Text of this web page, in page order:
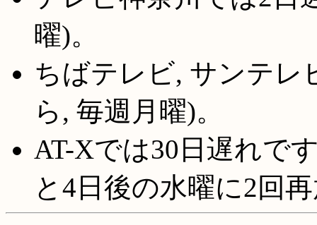
曜)。
ちばテレビ, サンテレ
ら, 毎週月曜)。
AT-Xでは30日遅れで
と4日後の水曜に2回